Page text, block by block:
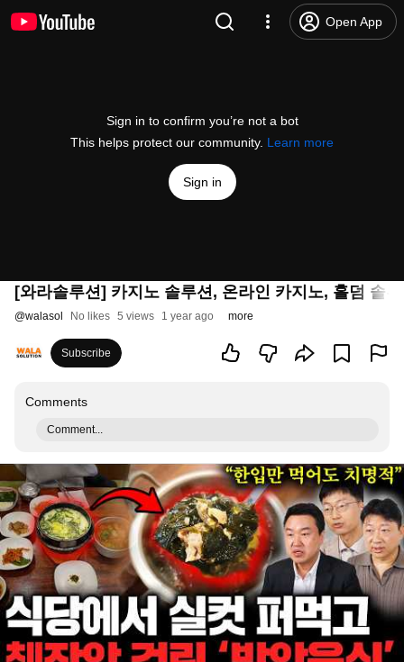
Open App
Sign in to confirm you’re not a bot
This helps protect our community. Learn more
Sign in
[와라솔루션] 카지노 솔루션, 온라인 카지노, 홀덤 솔
@walasol No likes 5 views 1 year ago more
Subscribe
Comments
Comment...